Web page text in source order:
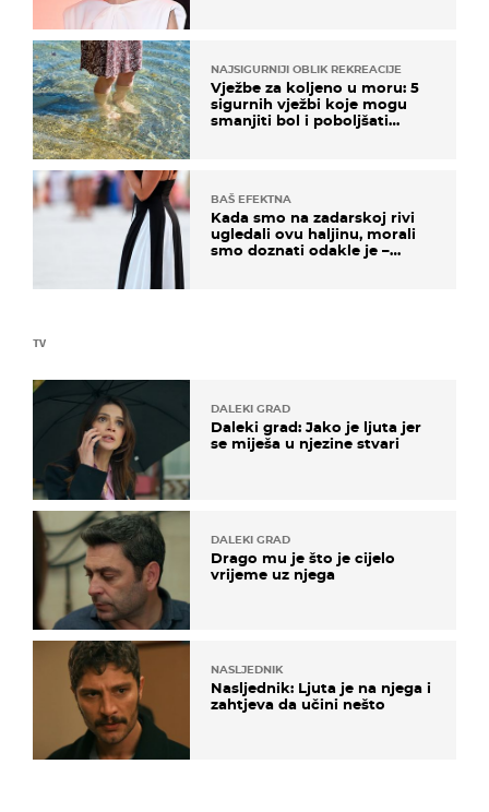
TV
DALEKI GRAD
Daleki grad: Jako je ljuta jer
se miješa u njezine stvari
DALEKI GRAD
Drago mu je što je cijelo
vrijeme uz njega
NASLJEDNIK
Nasljednik: Ljuta je na njega i
zahtjeva da učini nešto
NAJSIGURNIJI OBLIK REKREACIJE
Vježbe za koljeno u moru: 5
sigurnih vježbi koje mogu
smanjiti bol i poboljšati
BAŠ EFEKTNA
Kada smo na zadarskoj rivi
ugledali ovu haljinu, morali
smo doznati odakle je –